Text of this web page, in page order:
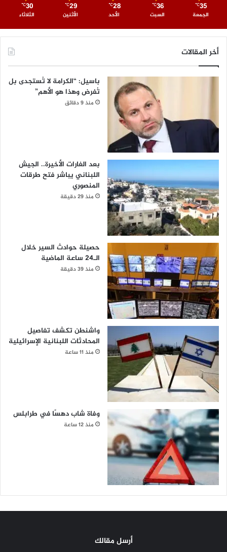
35
℃
الجمعة
36
℃
السبت
28
℃
الأحد
29
℃
الأثنين
30
℃
الثلاثاء
أخر المقالات
باسيل: “الكرامة لا تُستجدى بل
تُفرض وهذا هو الأهم”
منذ 9 دقائق
بعد الغارات الأخيرة.. الجيش
اللبناني يباشر فتح طرقات
المنصوري
منذ 29 دقيقة
حصيلة حوادث السير خلال
الـ24 ساعة الماضية
منذ 39 دقيقة
واشنطن تكشف تفاصيل
المحادثات اللبنانية الإسرائيلية
منذ 11 ساعة
وفاة شاب دهسًا في طرابلس
منذ 12 ساعة
أرسل مقالك